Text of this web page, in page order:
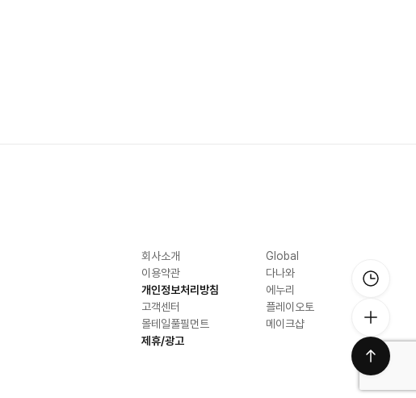
회사소개
이용약관
개인정보처리방침
고객센터
몰테일풀필먼트
제휴/광고
Global
다나와
에누리
플레이오토
메이크샵